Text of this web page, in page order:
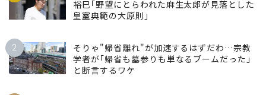
裕巳｢野望にとらわれた麻生太郎が見落とした
皇室典範の大原則｣
2
そりゃ"帰省離れ"が加速するはずだわ…宗教
学者が｢帰省も墓参りも単なるブームだった｣
と断言するワケ